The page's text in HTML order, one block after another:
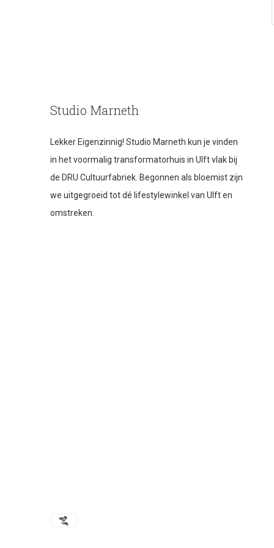
Studio Marneth
Lekker Eigenzinnig! Studio Marneth kun je vinden
in het voormalig transformatorhuis in Ulft vlak bij
de DRU Cultuurfabriek. Begonnen als bloemist zijn
we uitgegroeid tot dé lifestylewinkel van Ulft en
omstreken.